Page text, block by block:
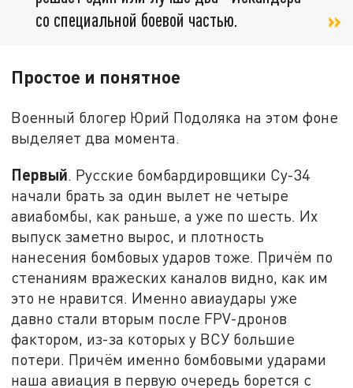
со специальной боевой частью.
Простое и понятное
Военный блогер Юрий Подоляка на этом фоне
выделяет два момента.
Первый. Русские бомбардировщики Су-34
начали брать за один вылет не четыре
авиабомбы, как раньше, а уже по шесть. Их
выпуск заметно вырос, и плотность
нанесения бомбовых ударов тоже. Причём по
стенаниям вражеских каналов видно, как им
это не нравится. Именно авиаудары уже
давно стали вторым после FPV-дронов
фактором, из-за которых у ВСУ большие
потери. Причём именно бомбовыми ударами
наша авиация в первую очередь борется с